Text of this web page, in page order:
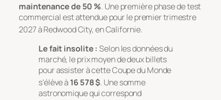
maintenance de 50 %. Une première phase de test
commercial est attendue pour le premier trimestre
2027 à Redwood City, en Californie.
Le fait insolite : Selon les données du
marché, le prix moyen de deux billets
pour assister à cette Coupe du Monde
s’élève à 16 578 $. Une somme
astronomique qui correspond